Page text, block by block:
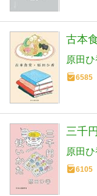
古本
原田ひ
6585
三千
原田ひ
6105